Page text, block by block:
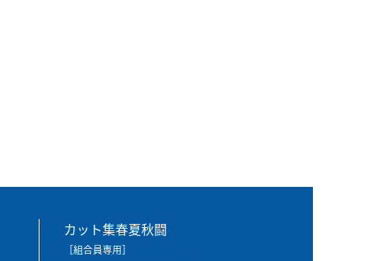
カット集春夏秋闘
［組合員専用］